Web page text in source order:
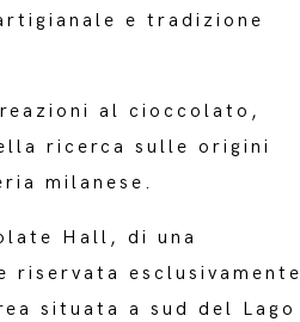
e tradizione
al cioccolato,
ricerca sulle origini
milanese.
Hall, di una
riservata esclusivamente
situata a sud del Lago